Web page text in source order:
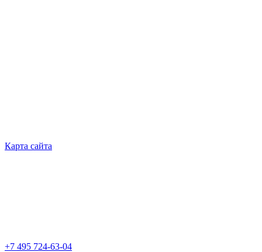
Карта сайта
+7 495 724-63-04